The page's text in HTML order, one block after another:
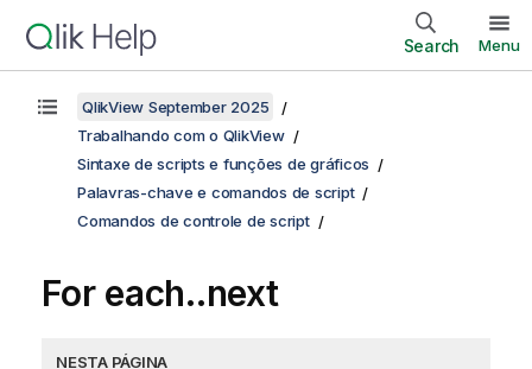
Search Menu
QlikView September 2025
Trabalhando com o QlikView
Sintaxe de scripts e funções de gráficos
Palavras-chave e comandos de script
Comandos de controle de script
For each..next
NESTA PÁGINA